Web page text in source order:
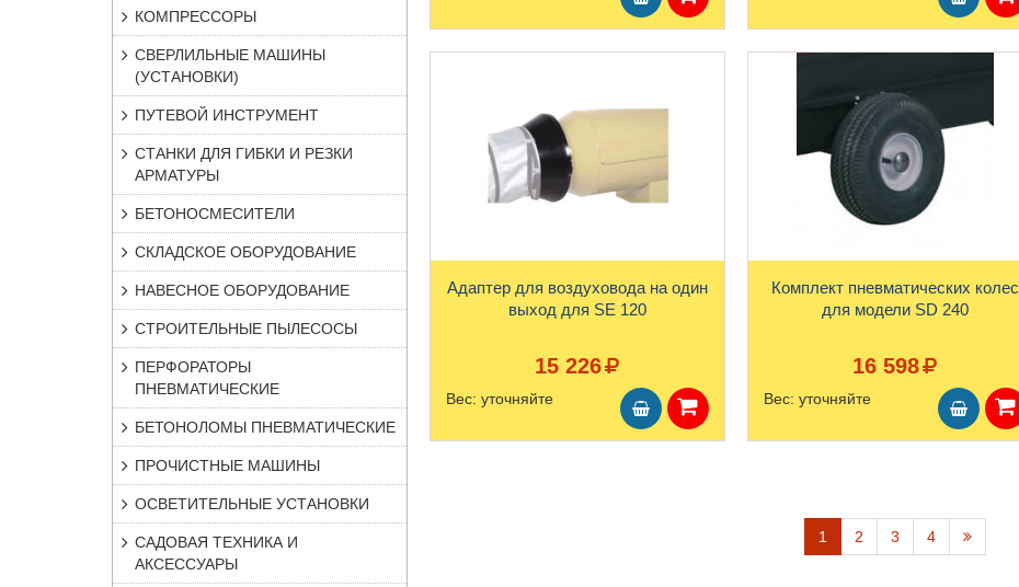
КОМПРЕССОРЫ
СВЕРЛИЛЬНЫЕ МАШИНЫ
(УСТАНОВКИ)
ПУТЕВОЙ ИНСТРУМЕНТ
СТАНКИ ДЛЯ ГИБКИ И РЕЗКИ
АРМАТУРЫ
БЕТОНОСМЕСИТЕЛИ
СКЛАДСКОЕ ОБОРУДОВАНИЕ
НАВЕСНОЕ ОБОРУДОВАНИЕ
СТРОИТЕЛЬНЫЕ ПЫЛЕСОСЫ
ПЕРФОРАТОРЫ
ПНЕВМАТИЧЕСКИЕ
БЕТОНОЛОМЫ ПНЕВМАТИЧЕСКИЕ
ПРОЧИСТНЫЕ МАШИНЫ
ОСВЕТИТЕЛЬНЫЕ УСТАНОВКИ
САДОВАЯ ТЕХНИКА И
АКСЕССУАРЫ
Адаптер для воздуховода на один
выход для SE 120
15 226
Вес: уточняйте
Комплект пневматических колес
для модели SD 240
16 598
Вес: уточняйте
1 2 3 4